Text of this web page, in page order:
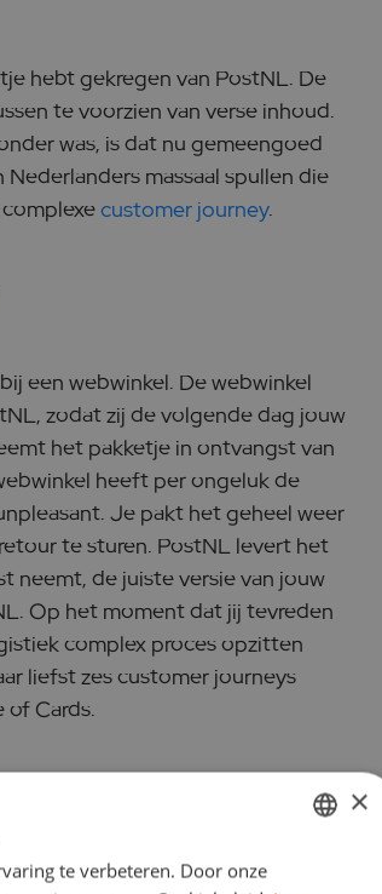
hebt gekregen van PostNL. De
te voorzien van verse inhoud.
was, is dat nu gemeengoed
massaal spullen die
customer journey.
een webwinkel. De webwinkel
zodat zij de volgende dag jouw
het pakketje in ontvangst van
heeft per ongeluk de
Je pakt het geheel weer
te sturen. PostNL levert het
neemt, de juiste versie van jouw
Op het moment dat jij tevreden
complex proces opzitten
liefst zes customer journeys
of Cards.
samenspel tussen consumenten
×
te verbeteren. Door onze